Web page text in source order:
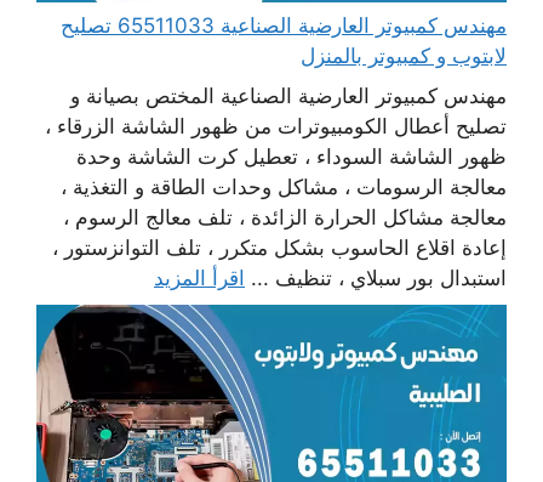
مهندس كمبيوتر العارضية الصناعية 65511033 تصليح
لابتوب و كمبيوتر بالمنزل
مهندس كمبيوتر العارضية الصناعية المختص بصيانة و
تصليح أعطال الكومبيوترات من ظهور الشاشة الزرقاء ،
ظهور الشاشة السوداء ، تعطيل كرت الشاشة وحدة
معالجة الرسومات ، مشاكل وحدات الطاقة و التغذية ،
معالجة مشاكل الحرارة الزائدة ، تلف معالج الرسوم ،
إعادة اقلاع الحاسوب بشكل متكرر ، تلف التوانزستور ،
استبدال بور سبلاي ، تنظيف ... اقرأ المزيد